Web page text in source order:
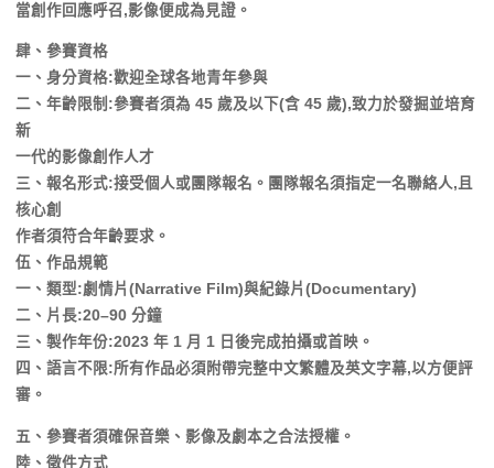
當創作回應呼召,影像便成為見證。
肆、參賽資格
一、身分資格:歡迎全球各地青年參與
二、年齡限制:參賽者須為 45 歲及以下(含 45 歲),致力於發掘並培育
新
一代的影像創作人才
三、報名形式:接受個人或團隊報名。團隊報名須指定一名聯絡人,且
核心創
作者須符合年齡要求。
伍、作品規範
一、類型:劇情片(Narrative Film)與紀錄片(Documentary)
二、片長:20–90 分鐘
三、製作年份:2023 年 1 月 1 日後完成拍攝或首映。
四、語言不限:所有作品必須附帶完整中文繁體及英文字幕,以方便評
審。
五、參賽者須確保音樂、影像及劇本之合法授權。
陸、徵件方式